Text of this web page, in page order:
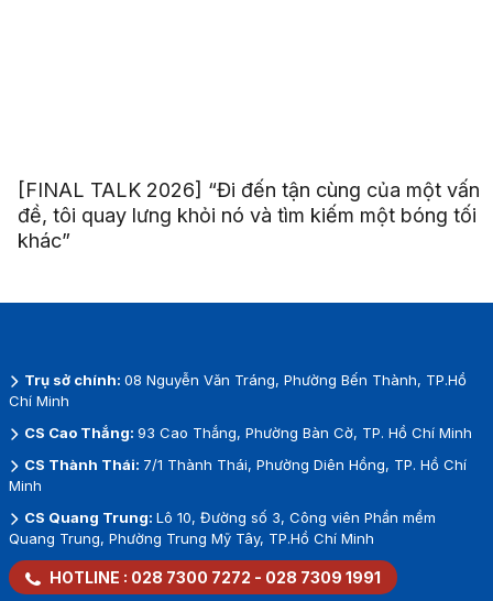
[FINAL TALK 2026] “Đi đến tận cùng của một vấn
đề, tôi quay lưng khỏi nó và tìm kiếm một bóng tối
khác”
Trụ sở chính: 08 Nguyễn Văn Tráng, Phường Bến Thành, TP.Hồ
Chí Minh
CS Cao Thắng: 93 Cao Thắng, Phường Bàn Cờ, TP. Hồ Chí Minh
CS Thành Thái: 7/1 Thành Thái, Phường Diên Hồng, TP. Hồ Chí
Minh
CS Quang Trung: Lô 10, Đường số 3, Công viên Phần mềm
Quang Trung, Phường Trung Mỹ Tây, TP.Hồ Chí Minh
HOTLINE : 028 7300 7272 - 028 7309 1991